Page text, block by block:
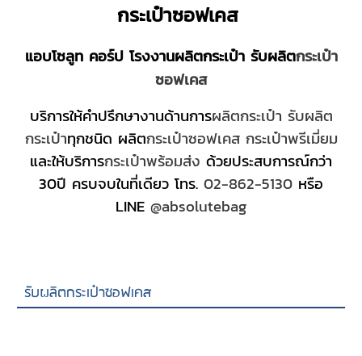
กระเป๋าซอฟเคส
แอบโซลูท คอร์ป โรงงานผลิตกระเป๋า รับผลิตกระเป๋า
ซอฟเคส
บริการให้คำปรึกษางานด้านการผลิตกระเป๋า รับผลิต
กระเป๋าทุกชนิด ผลิตกระเป๋าซอฟเคส กระเป๋าพรีเมี่ยม
และให้บริการกระเป๋าพร้อมส่ง ด้วยประสบการณ์กว่า
30ปี ครบจบในที่เดียว โทร. 02-862-5130 หรือ
LINE @absolutebag
รับผลิตกระเป๋าซอฟเคส